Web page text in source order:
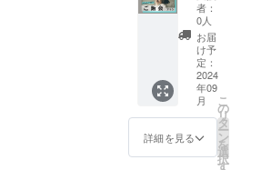
周囲の
迷惑に
なるよ
うな行
為はご
遠慮下
さい。
く場合
がござ
いま
す。 ・
各公演
は、映
像収録
および
影用の
カメラ
むこと
はでき
ませ
ん。場
内への
持込み
を見つ
けた場
合は、
没収及
ており
ます！
ド2枚
（ラン
ダム） •
トレカ3
枚（ラ
ンダ
ム）
•Acheri
〈16曲
入り〉
像参
照・サ
イズ：
100×14
8) ⑦オ
リジナ
ルロゴ
ステッ
カー (画
像参
照・サ
てお礼
を伝え
させて
くださ
い♪ ・
備考欄
Acherie
から読
んでも
キュー
カード
を同
封。 注
意事
項： ・
着用し
たこと
のある
衣装を
①Ache
rie と一
緒にご
飯会に
参加で
きるプ
ランで
す
②Ache
rieより
お礼の
者：
0人
お届
け予
定：
2024
年09
月
詳細を見る
こ
の
リ
タ
ー
ン
を
選
択
す